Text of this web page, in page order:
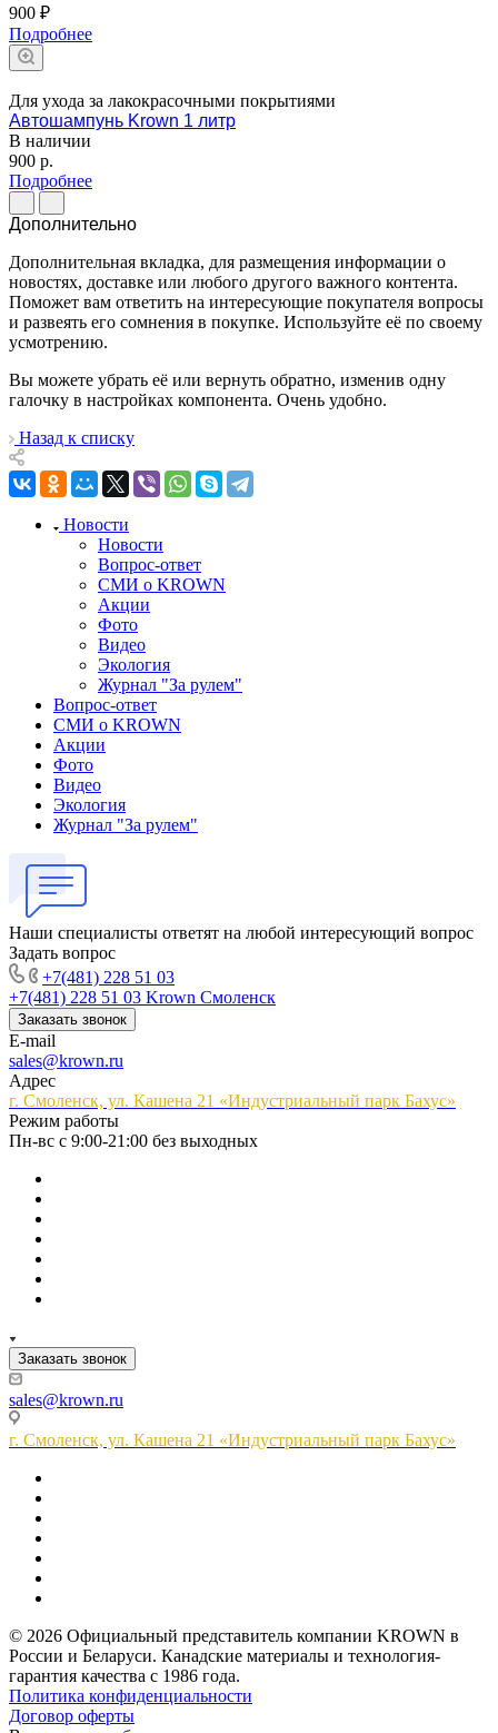
900 ₽
Подробнее
Для ухода за лакокрасочными покрытиями
Автошампунь Krown 1 литр
В наличии
900 р.
Подробнее
Дополнительно
Дополнительная вкладка, для размещения информации о
новостях, доставке или любого другого важного контента.
Поможет вам ответить на интересующие покупателя вопросы
и развеять его сомнения в покупке. Используйте её по своему
усмотрению.
Вы можете убрать её или вернуть обратно, изменив одну
галочку в настройках компонента. Очень удобно.
Назад к списку
Новости
Новости
Вопрос-ответ
СМИ о KROWN
Акции
Фото
Видео
Экология
Журнал "За рулем"
Вопрос-ответ
СМИ о KROWN
Акции
Фото
Видео
Экология
Журнал "За рулем"
Наши специалисты ответят на любой интересующий вопрос
Задать вопрос
+7(481) 228 51 03
+7(481) 228 51 03 Krown Смоленск
Заказать звонок
E-mail
sales@krown.ru
Адрес
г. Смоленск, ул. Кашена 21 «Индустриальный парк Бахус»
Режим работы
Пн-вс с 9:00-21:00 без выходных
Заказать звонок
sales@krown.ru
г. Смоленск, ул. Кашена 21 «Индустриальный парк Бахус»
© 2026 Официальный представитель компании KROWN в
России и Беларуси. Канадские материалы и технология-
гарантия качества с 1986 года.
Политика конфиденциальности
Договор оферты